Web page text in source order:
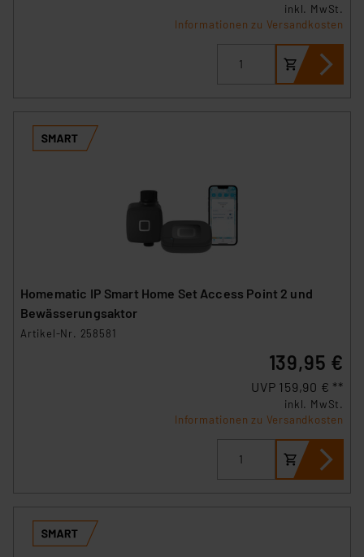
inkl. MwSt.
Informationen zu Versandkosten
Homematic IP Smart Home Set Access Point 2 und
Bewässerungsaktor
Artikel-Nr. 258581
139,95 €
UVP 159,90 € **
inkl. MwSt.
Informationen zu Versandkosten